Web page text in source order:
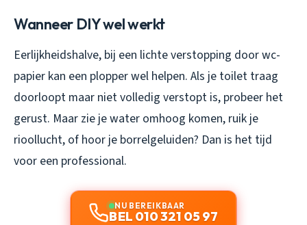
Wanneer DIY wel werkt
Eerlijkheidshalve, bij een lichte verstopping door wc-
papier kan een plopper wel helpen. Als je toilet traag
doorloopt maar niet volledig verstopt is, probeer het
gerust. Maar zie je water omhoog komen, ruik je
rioollucht, of hoor je borrelgeluiden? Dan is het tijd
voor een professional.
NU BEREIKBAAR
BEL 010 321 05 97